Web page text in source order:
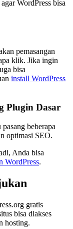
WordPress bisa
pemasangan
klik. Jika ingin
bisa
install WordPress
Plugin Dasar
beberapa
optimasi SEO.
Anda bisa
WordPress.
gratis
bisa diakses
hosting.